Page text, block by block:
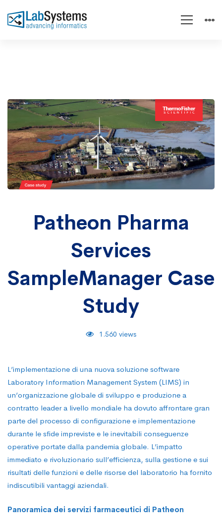
Patheon
Pharma
Services
SampleManager
Case
Study
Patheon Pharma
Services
SampleManager Case
Study
1.560 views
L’implementazione di una nuova soluzione software
Laboratory Information Management System (LIMS) in
un’organizzazione globale di sviluppo e produzione a
contratto leader a livello mondiale ha dovuto affrontare gran
parte del processo di configurazione e implementazione
durante le sfide impreviste e le inevitabili conseguenze
operative portate dalla pandemia globale. L’impatto
immediato e rivoluzionario sull’efficienza, sulla gestione e sui
risultati delle funzioni e delle risorse del laboratorio ha fornito
indiscutibili vantaggi aziendali.
Panoramica dei servizi farmaceutici di Patheon